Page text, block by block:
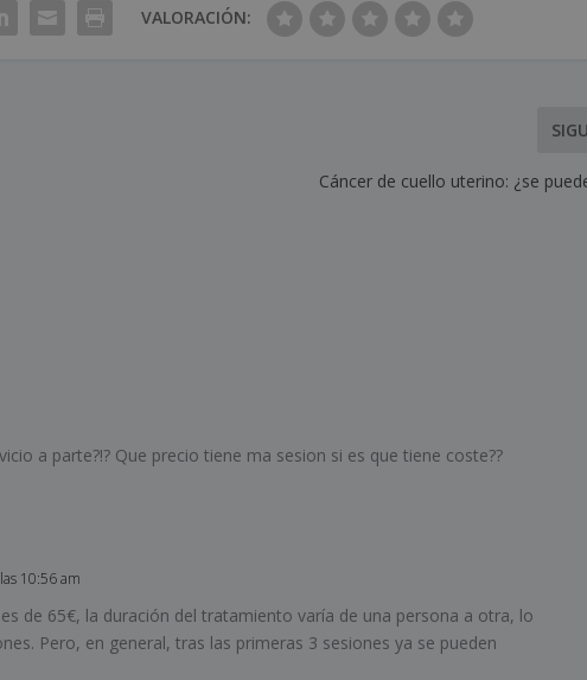
VALORACIÓN:
Cáncer de cuello uterino: ¿se
a parte?!? Que precio tiene ma sesion si es que tiene coste??
10:56 am
de 65€, la duración del tratamiento varía de una persona a otra, lo
Pero, en general, tras las primeras 3 sesiones ya se pueden